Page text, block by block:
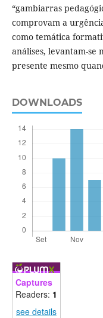
“gambiarras
comprovam a
como temática
análises, levantam-se
presente mesmo
DOWNLOADS
Captures
Readers: 1
see details